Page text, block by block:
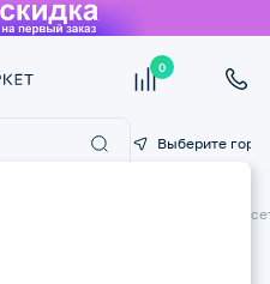
0
Выберите город
Ортопедические бандажи и